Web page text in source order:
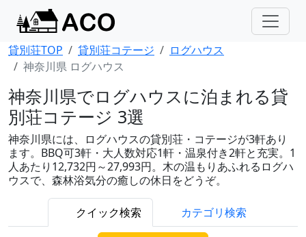
貸別荘TOP 貸別荘コテージ
ログハウス
神奈川県 ログハウス
神奈川県でログハウスに泊まれる貸
別荘コテージ 3選
神奈川県には、ログハウスの貸別荘・コテージが3軒あり
ます。BBQ可3軒・大人数対応1軒・温泉付き2軒と充実。1
人あたり12,732円～27,993円。木の温もりあふれるログハ
ウスで、森林浴気分の癒しの休日をどうぞ。
クイック検索 カテゴリ検索